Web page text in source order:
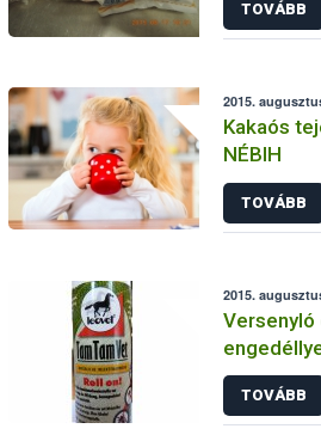
TOVÁBB
2015.
Kakaós
NÉBIH
TOVÁBB
2015.
TOVÁBB